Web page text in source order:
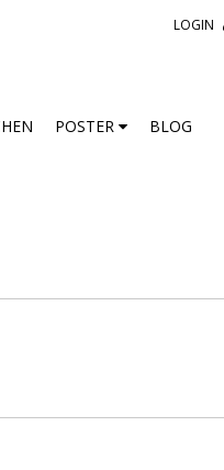
LOGIN
POSTER BLOG